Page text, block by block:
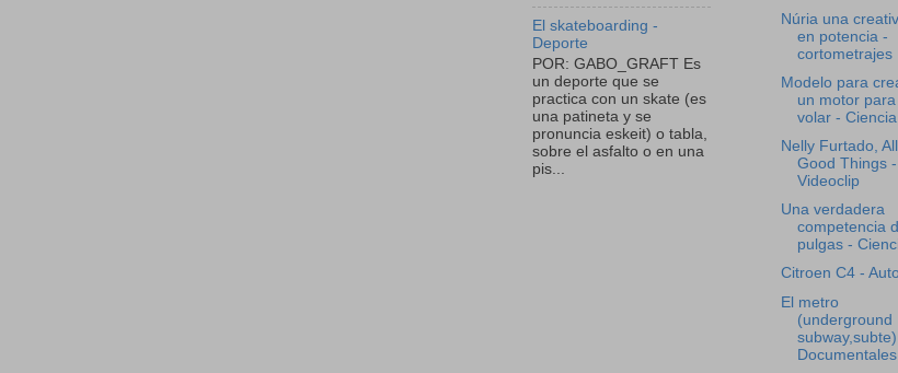
El skateboarding -
Deporte
POR: GABO_GRAFT Es
un deporte que se
practica con un skate (es
una patineta y se
pronuncia eskeit) o tabla,
sobre el asfalto o en una
pis...
Núria una
en potencia -
cortometrajes
Modelo para
un motor para
volar - Ciencia
Nelly Furtado, All
Good Things -
Videoclip
Una verdadera
competencia
pulgas -
Citroen C4 -
El metro
(underground
Documentales